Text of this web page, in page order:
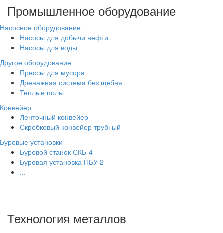
Промышленное оборудование
Насосное оборудование
Насосы для добычи нефти
Насосы для воды
Другое оборудование
Прессы для мусора
Дренажная система без щебня
Теплые полы
Конвейер
Ленточный конвейер
Скребковый конвейер трубный
Буровые установки
Буровой станок СКБ-4
Буровая установка ПБУ 2
...
Технология металлов